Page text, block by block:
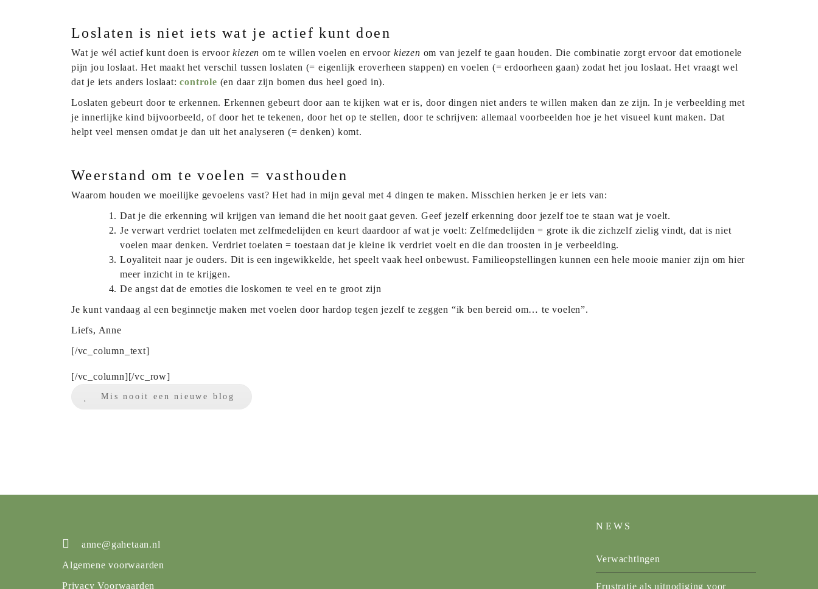
Loslaten is niet iets wat je actief kunt doen
Wat je wél actief kunt doen is ervoorkiezen om te willen voelen en ervoorkiezen om van jezelf te gaan houden. Die combinatie zorgt ervoor dat emotionele
pijn jou loslaat. Het maakt het verschil tussen loslaten (= eigenlijk eroverheen stappen) en voelen (= erdoorheen gaan) zodat het jou loslaat. Het vraagt wel
dat je iets anders loslaat:controle (en daar zijn bomen dus heel goed in).
Loslaten gebeurt door te erkennen. Erkennen gebeurt door aan te kijken wat er is, door dingen niet anders te willen maken dan ze zijn. In je verbeelding met
je innerlijke kind bijvoorbeeld, of door het te tekenen, door het op te stellen, door te schrijven: allemaal voorbeelden hoe je het visueel kunt maken. Dat
helpt veel mensen omdat je dan uit het analyseren (= denken) komt.
Weerstand om te voelen = vasthouden
Waarom houden we moeilijke gevoelens vast? Het had in mijn geval met 4 dingen te maken. Misschien herken je er iets van:
Dat je die erkenning wil krijgen van iemand die het nooit gaat geven. Geef jezelf erkenning door jezelf toe te staan wat je voelt.
Je verwart verdriet toelaten met zelfmedelijden en keurt daardoor af wat je voelt: Zelfmedelijden = grote ik die zichzelf zielig vindt, dat is niet
voelen maar denken. Verdriet toelaten = toestaan dat je kleine ik verdriet voelt en die dan troosten in je verbeelding.
Loyaliteit naar je ouders. Dit is een ingewikkelde, het speelt vaak heel onbewust. Familieopstellingen kunnen een hele mooie manier zijn om hier
meer inzicht in te krijgen.
De angst dat de emoties die loskomen te veel en te groot zijn
Je kunt vandaag al een beginnetje maken met voelen door hardop tegen jezelf te zeggen “ik ben bereid om… te voelen”.
Liefs, Anne
[/vc_column_text]
[/vc_column][/vc_row]
Mis nooit een nieuwe blog
anne@gahetaan.nl
Algemene voorwaarden
Privacy Voorwaarden
NEWS
Verwachtingen
Frustratie als uitnodiging voor